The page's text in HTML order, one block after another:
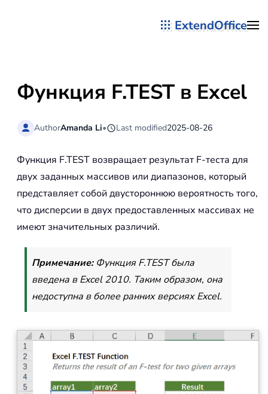
ExtendOffice
Функция F.TEST в Excel
AuthorAmanda Li• Last modified2025-08-26
Функция F.TEST возвращает результат F-теста для
двух заданных массивов или диапазонов, который
представляет собой двустороннюю вероятность того,
что дисперсии в двух предоставленных массивах не
имеют значительных различий.
Примечание:Функция F.TEST была
введена в Excel 2010. Таким образом, она
недоступна в более ранних версиях Excel.